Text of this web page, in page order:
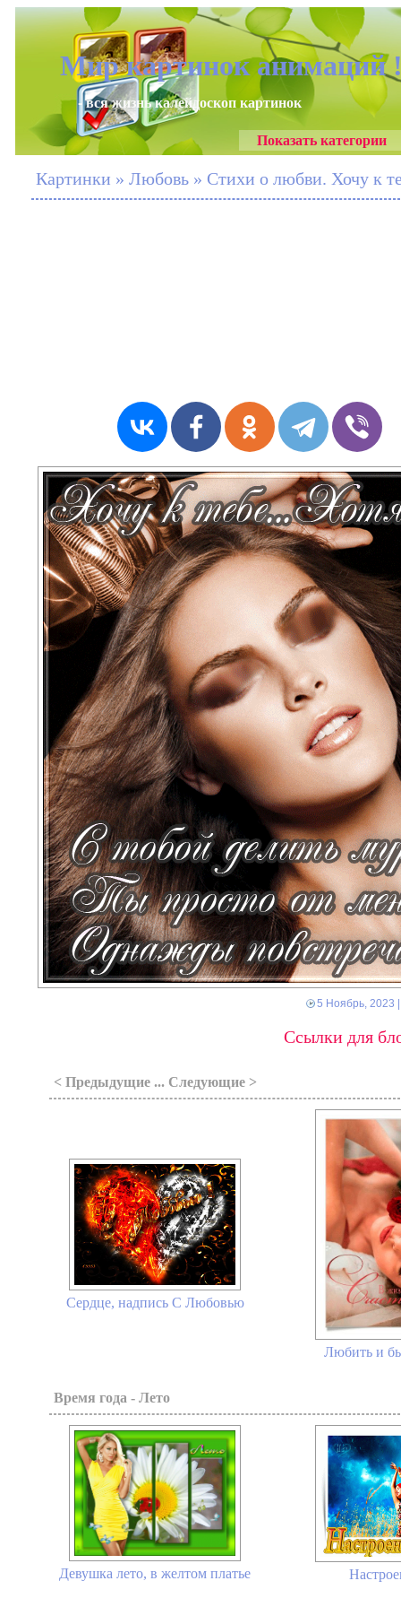
Мир картинок анимаций
- вся жизнь калейдоскоп картинок
Показать категории
Картинки » Любовь » Стихи о любви. Хочу к
5 Ноябрь, 2023
Ссылки для
< Предыдущие ... Следующие >
Сердце, надпись С Любовью
Любить и
Время года - Лето
Девушка лето, в желтом платье